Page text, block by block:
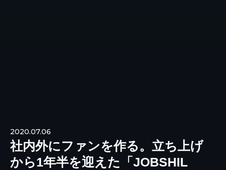
2020.07.06
社内外にファンを作る。立ち上げ
から1年半を迎えた「JOBSHIL